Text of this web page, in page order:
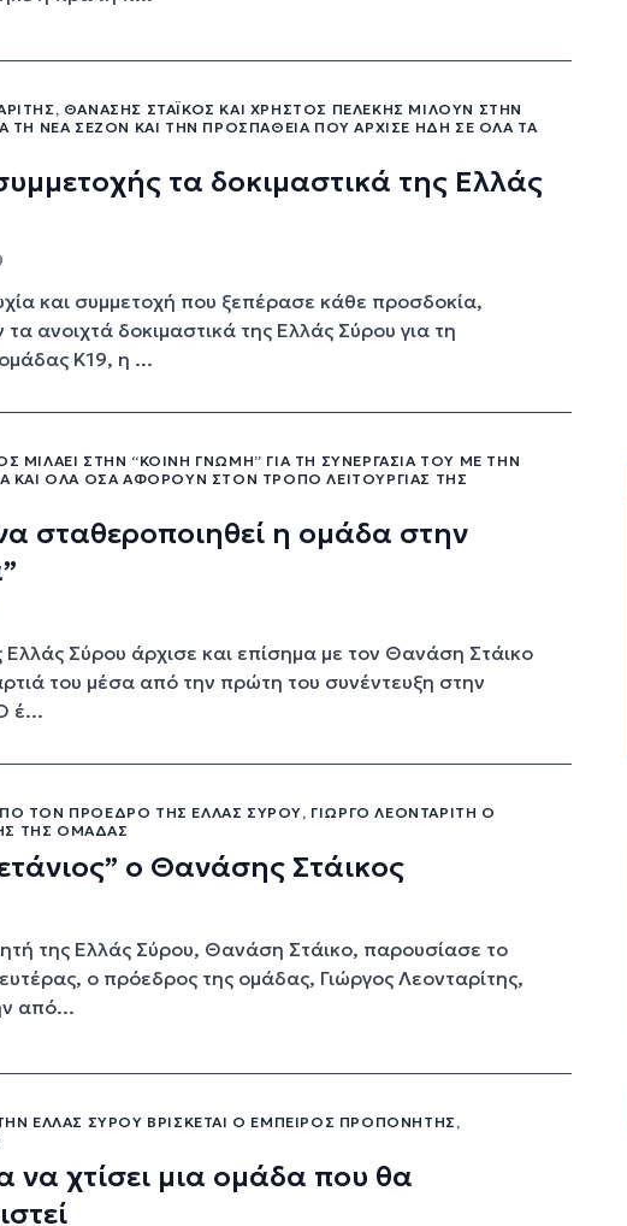
ΘΑΝΆΣΗΣ ΣΤΆΙΚΟΣ ΚΑΙ ΧΡΉΣΤΟΣ ΠΕΛΈΚΗΣ ΜΙΛΟΎΝ ΣΤΗΝ
ΤΗ ΝΈΑ ΣΕΖΌΝ ΚΑΙ ΤΗΝ ΠΡΟΣΠΆΘΕΙΑ ΠΟΥ ΆΡΧΙΣΕ ΉΔΗ ΣΕ ΌΛΑ ΤΑ
τα δοκιμαστικά της Ελλάς
και συμμετοχή που ξεπέρασε κάθε προσδοκία,
ανοιχτά δοκιμαστικά της Ελλάς Σύρου για τη
Κ19, η ...
ΜΙΛΆΕΙ ΣΤΗΝ “ΚΟΙΝΉ ΓΝΏΜΗ” ΓΙΑ ΤΗ ΣΥΝΕΡΓΑΣΊΑ ΤΟΥ ΜΕ ΤΗΝ
ΚΑΙ ΌΛΑ ΌΣΑ ΑΦΟΡΟΎΝ ΣΤΟΝ ΤΡΌΠΟ ΛΕΙΤΟΥΡΓΊΑΣ ΤΗΣ
σταθεροποιηθεί η ομάδα στην
Σύρου άρχισε και επίσημα με τον Θανάση Στάικο
του μέσα από την πρώτη του συνέντευξη στην
έ...
ΤΟΝ ΠΡΌΕΔΡΟ ΤΗΣ ΕΛΛΆΣ ΣΎΡΟΥ, ΓΙΏΡΓΟ ΛΕΟΝΤΑΡΊΤΗ Ο
ΤΗΣ ΟΜΆΔΑΣ
ο Θανάσης Στάικος
της Ελλάς Σύρου, Θανάση Στάικο, παρουσίασε το
ο πρόεδρος της ομάδας, Γιώργος Λεονταρίτης,
από...
ΕΛΛΆΣ ΣΎΡΟΥ ΒΡΊΣΚΕΤΑΙ Ο ΈΜΠΕΙΡΟΣ ΠΡΟΠΟΝΗΤΉΣ,
να χτίσει μια ομάδα που θα